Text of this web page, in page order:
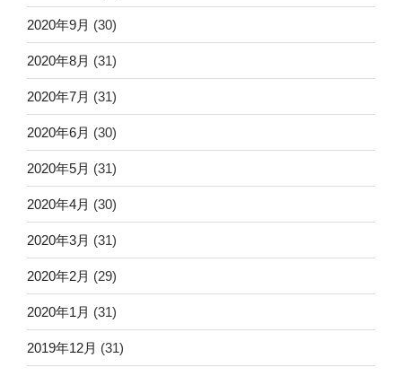
2020年9月 (30)
2020年8月 (31)
2020年7月 (31)
2020年6月 (30)
2020年5月 (31)
2020年4月 (30)
2020年3月 (31)
2020年2月 (29)
2020年1月 (31)
2019年12月 (31)